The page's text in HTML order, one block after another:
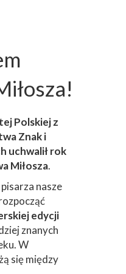
Polskiej z
Znak i
uchwalił rok
Miłosza.
nasze
edycji
znanych
W
się między